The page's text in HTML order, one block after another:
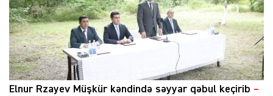
Elnur Rzayev Müşkür kəndində səyyar qəbul keçirib –